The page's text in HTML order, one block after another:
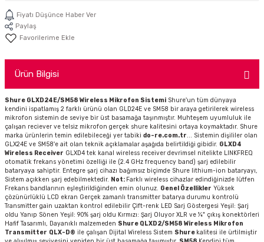
Fiyatı Düşünce Haber Ver
Paylaş
Ürün Bilgisi
Shure GLXD24E/SM58 Wireless Mikrofon Sistemi Shure'un tüm dünyaya
kendini ispatlamış 2 farklı ürünü olan GLD24E ve SM58 bir araya getirilerek wireless
mikrofon sistemin de seviye bir üst basamağa taşınmıştır. Muhteşem uyumluluk ile
çalışan reciever ve telsiz mikrofon gerçek shure kalitesini ortaya koymaktadır. Shure
marka ürünlerin temin edilebileceği yer tabiki do-re.com.tr... Sistemin dişililer olan
GLX24E ve SM58'e ait olan teknik açıklamalar aşağıda belirtildiği gibidir. GLXD4
Wireless Receiver GLXD4 tek kanal wireless receiver devrimsel nitelikte LINKFREQ
otomatik frekans yönetimi özelliği ile (2.4 GHz frequency band) şarj edilebilir
bataryaya sahiptir. Entegre şarj cihazı bağımsız biçimde Shure lithium-ion bataryayı,
Sistem açıkken şarj edebilmektedir. Not: Farklı wireless cihazlar edindiğinizde lütfen
Frekans bandlarının eşleştirildiğinden emin olunuz. Genel Özellikler Yüksek
çözünürlüklü LCD ekran Gerçek zamanlı transmitter batarya durumu kontrolü
Transmitter gain uzaktan kontrol edilebilir Çift-renk LED Sarj Göstergesi Yeşil: Şarj
oldu Yanıp Sönen Yeşil: 90% şarj oldu Kırmızı: Şarj Oluyor XLR ve ¼" çıkış konektörleri
Hafif Tasarımlı, Dayanıklı malzemeden Shure QLXD2/SM58 Wireless Mikrofon
Transmitter QLX-D® ile çalışan Dijital Wireless Sistem Shure kalitesi ile ürtilmiştir